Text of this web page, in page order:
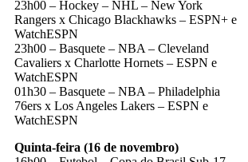
23h00 – Hockey – NHL – New York
Rangers x Chicago Blackhawks – ESPN+ e
WatchESPN
23h00 – Basquete – NBA – Cleveland
Cavaliers x Charlotte Hornets – ESPN e
WatchESPN
01h30 – Basquete – NBA – Philadelphia
76ers x Los Angeles Lakers – ESPN e
WatchESPN
Quinta-feira (16 de novembro)